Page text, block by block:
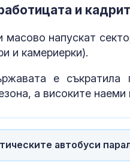
и
масово напускат
и камериерки).
е
а високите
автобуси